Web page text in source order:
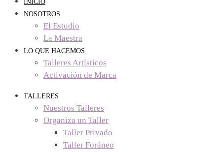
INICIO
NOSOTROS
El Estudio
La Maestra
LO QUE HACEMOS
Talleres Artísticos
Activación de Marca
TALLERES
Nuestros Talleres
Organiza un Taller
Taller Privado
Taller Foráneo